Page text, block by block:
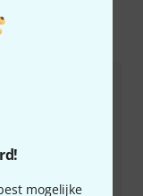
mogelijke